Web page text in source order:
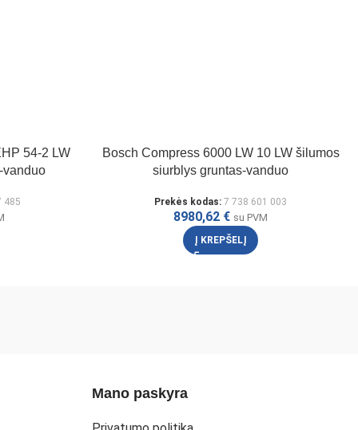
54-2 LW
vanduo
485
Bosch Compress 6000 LW 10 LW šilumos
siurblys gruntas-vanduo
Prekės kodas:7 738 601 003
8980,62 € su PVM
Į KREPŠELĮ
Mano paskyra